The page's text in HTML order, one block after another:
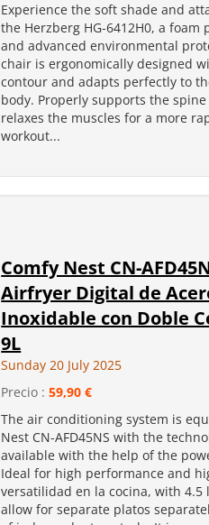
Experience the soft shade and
the Herzberg HG-6412H0, a
and advanced environmental
chair is ergonomically designed
contour and adapts perfectly to
body. Properly supports the
relaxes the muscles for a more
workout...
Comfy Nest CN-
Airfryer Digital de
Inoxidable con Doble
9L
Sunday 20 July 2025
Precio :59,90 €
The air conditioning system is
Nest CN-AFD45NS with the
available with the help of the
Ideal for high performance and
versatilidad en la cocina, with
allow for separate platos